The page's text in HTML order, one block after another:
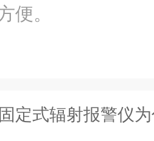
便。
固定式辐射报警仪